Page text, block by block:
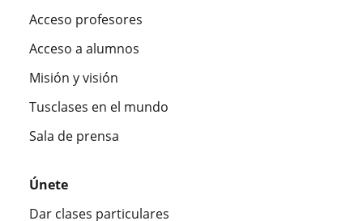
Acceso profesores
Acceso a alumnos
Misión y visión
Tusclases en el mundo
Sala de prensa
Únete
Dar clases particulares